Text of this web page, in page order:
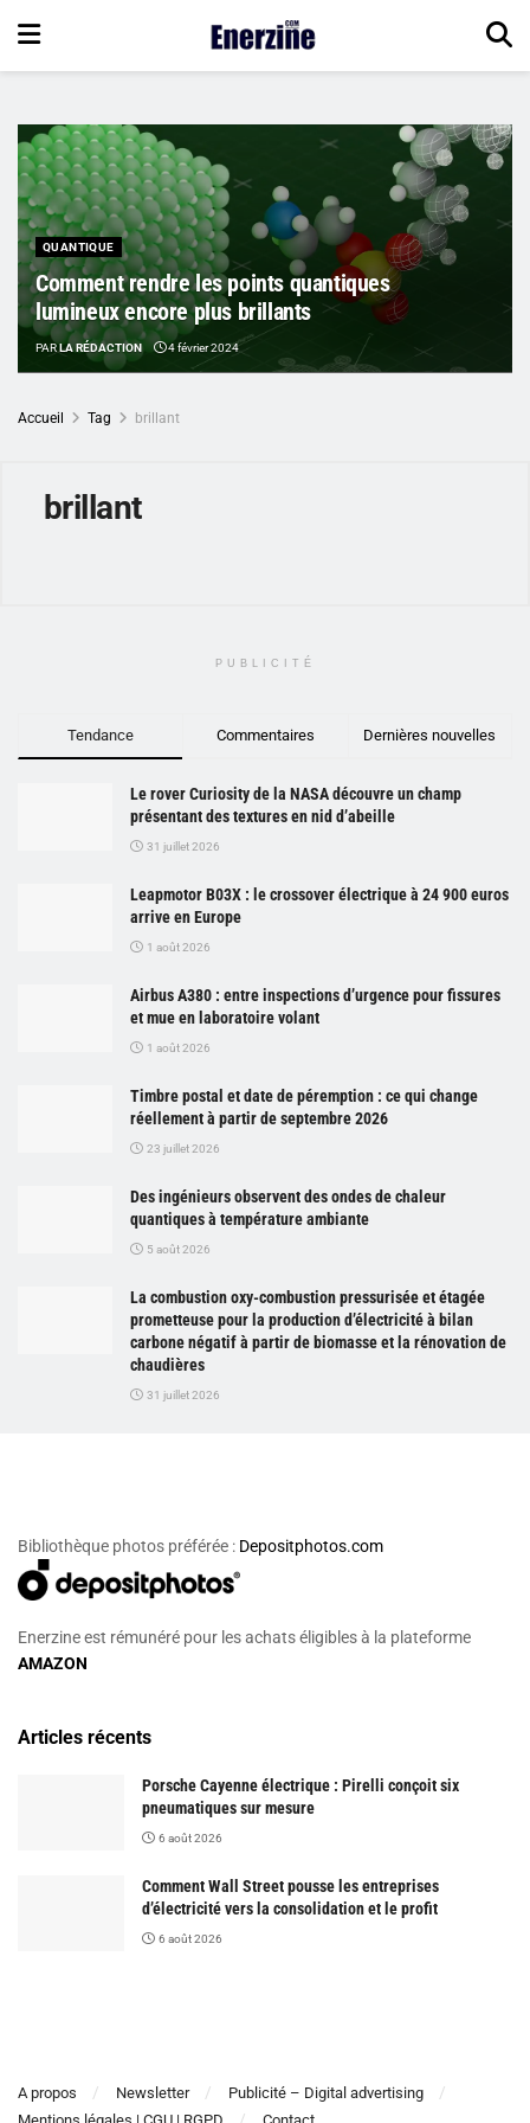
QUANTIQUE
Comment rendre les points quantiques
lumineux encore plus brillants
PARLA RÉDACTION 4 février 2024
Accueil Tag brillant
brillant
PUBLICITÉ
Tendance Commentaires Dernières nouvelles
Le rover Curiosity de la NASA découvre un champ
présentant des textures en nid d’abeille
31 juillet 2026
Leapmotor B03X : le crossover électrique à 24 900 euros
arrive en Europe
1 août 2026
Airbus A380 : entre inspections d’urgence pour fissures
et mue en laboratoire volant
1 août 2026
Timbre postal et date de péremption : ce qui change
réellement à partir de septembre 2026
23 juillet 2026
Des ingénieurs observent des ondes de chaleur
quantiques à température ambiante
5 août 2026
La combustion oxy-combustion pressurisée et étagée
prometteuse pour la production d’électricité à bilan
carbone négatif à partir de biomasse et la rénovation de
chaudières
31 juillet 2026
Bibliothèque photos préférée : Depositphotos.com
Enerzine est rémunéré pour les achats éligibles à la plateforme
AMAZON
Articles récents
Porsche Cayenne électrique : Pirelli conçoit six
pneumatiques sur mesure
6 août 2026
Comment Wall Street pousse les entreprises
d’électricité vers la consolidation et le profit
6 août 2026
A propos Newsletter
Publicité – Digital advertising